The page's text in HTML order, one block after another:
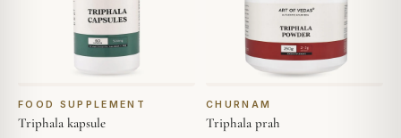
FOOD SUPPLEMENT
Triphala kapsule
CHURNAM
Triphala prah